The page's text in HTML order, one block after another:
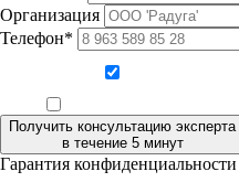
Организация
Телефон*
Получить консультацию эксперта
в течение 5 минут
Гарантия